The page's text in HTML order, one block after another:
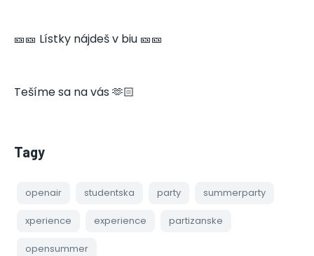
🎫🎫 Lístky nájdeš v biu 🎫🎫
Tešíme sa na vás 🫶🏻
Tagy
openair studentska party summerparty
xperience experience partizanske
opensummer